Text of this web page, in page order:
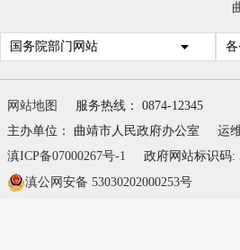
国务院部门网站
网站地图
服务热线： 0874-12345
主办单位： 曲靖市人民政府办公室
运
滇ICP备07000267号-1
政府网站标识码:
滇公网安备 53030202000253号